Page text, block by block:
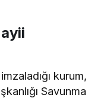
kurum,
Savunma